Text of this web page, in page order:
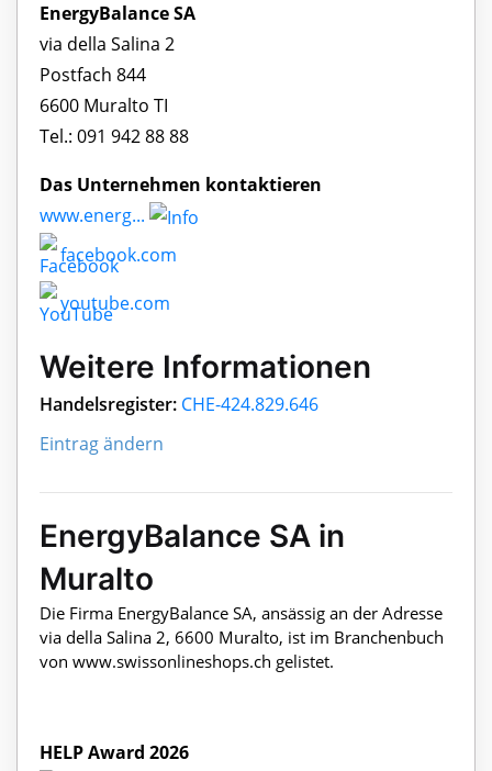
EnergyBalance SA
via della Salina 2
Postfach 844
6600 Muralto TI
Tel.: 091 942 88 88
Das Unternehmen kontaktieren
www.energ...
facebook.com
youtube.com
Weitere Informationen
Handelsregister: CHE-424.829.646
Eintrag ändern
EnergyBalance SA in
Muralto
Die Firma EnergyBalance SA, ansässig an der Adresse
via della Salina 2, 6600 Muralto, ist im Branchenbuch
von www.swissonlineshops.ch gelistet.
HELP Award 2026